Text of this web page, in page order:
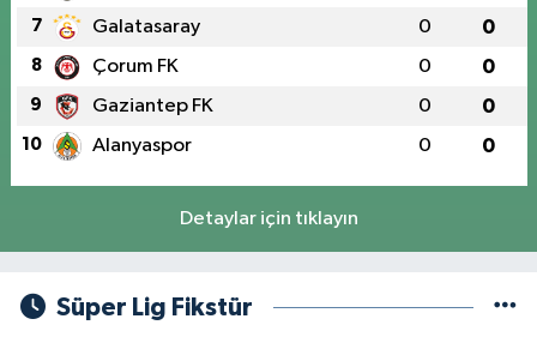
7 Galatasaray 0 0
8 Çorum FK 0 0
9 Gaziantep FK 0 0
10 Alanyaspor 0 0
Detaylar için tıklayın
Süper Lig Fikstür